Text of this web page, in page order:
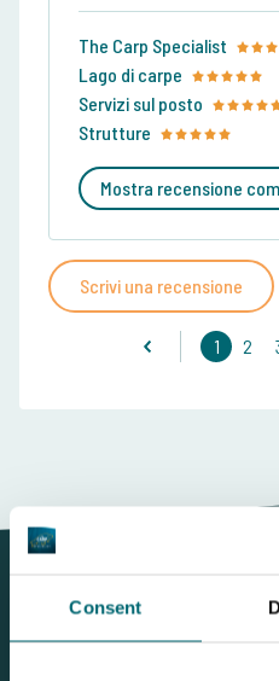
Consent
The Carp Specialist
Lago di carpe
Servizi sul posto
Strutture
Mostra recensione
Scrivi una recensione
1 2